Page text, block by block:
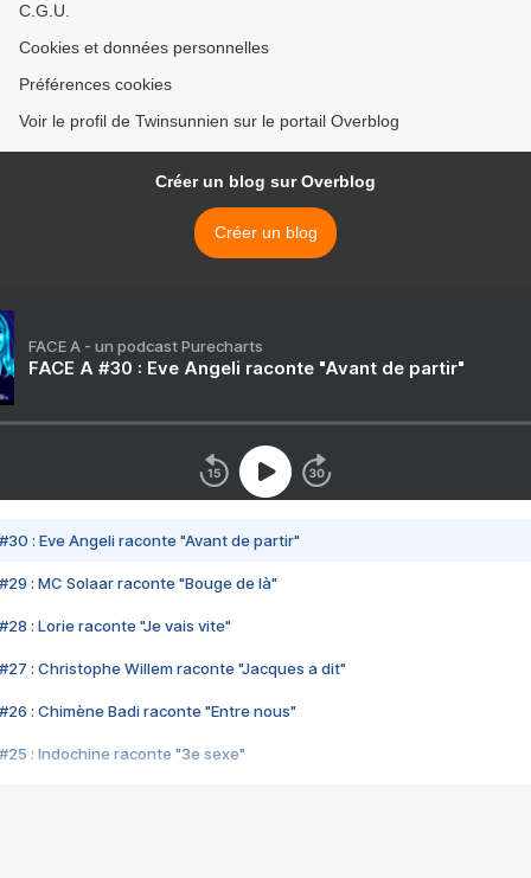
C.G.U.
Cookies et données personnelles
Préférences cookies
Voir le profil de Twinsunnien sur le portail Overblog
Créer un blog sur Overblog
Créer un blog
FACE A - un podcast Purecharts
FACE A #30 : Eve Angeli raconte "Avant de partir"
#30 : Eve Angeli raconte "Avant de partir"
#29 : MC Solaar raconte "Bouge de là"
#28 : Lorie raconte "Je vais vite"
#27 : Christophe Willem raconte "Jacques a dit"
#26 : Chimène Badi raconte "Entre nous"
#25 : Indochine raconte "3e sexe"